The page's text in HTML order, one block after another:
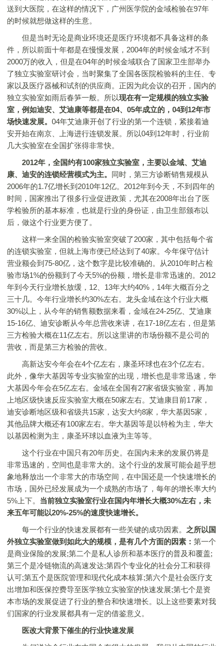
送到大医院，在这样的情况下，广州医学院的金域检验在97年
的时候就想做这样的生意。
但是当时无论是商业环境还是医疗环境都不具备这样的条
件，所以前面十年都是在慢慢发展，2004年的时候金域才不到
2000万的收入，但是在04年的时候金域联合了国家卫生部举办
了独立实验室研讨会，当时聚集了全国各医院检验科的主任、专
家以及医疗器械和试剂的供应商。正因为此会议的召开，国内的
独立实验室如雨后春笋一般。所以现在有一定规模的独立实验
室，例如迪安、艾迪康等都是在04、05年成立的，04到12年市
场快速发展。 04年艾迪康开创了行业的第一个连锁，紧接着迪
安开始在南京、上海进行连锁发展。所以04到12年时，行业前
几大实验室在全国扩张得非常快。
2012年，全国约有100家独立实验室，主要以金域、艾迪
康、迪安的连锁经营模式为主。 同时，第三方诊断销售规模从
2006年的1.7亿增长到2010年12亿。2012年到今天，不到四年的
时间，国家推出了很多行业促进政策，尤其在2008年出台了医
学检验所的基本标准，也就是行业的身份证，由卫生部颁布以
后，做这个行业更方便了。
这样一来全国的检验实验室突破了200家，其中包括每个省
的连锁实验室，但就上海市便已经达到了40家。今年保守估计
营业额会到75-80亿，这个数字是比较准确的。从2010年时占检
验市场1%的份额到了今天5%的份额，增长是非常迅速的。2012
年到今天行业增长放缓，12、13年大约40%，14年大概百分之
三十几。今年行业增长约30%左右。龙头金域在这个行业大概
30%以上，从今年的销售额数据来看，金域在24-25亿、艾迪康
15-16亿、迪安诊断从今年总营收来讲，在17-18亿左右，但是第
三方检验大概在11亿左右。所以这里讲的市场份额不是公司的
营收，而是第三方检验的营收。
高新达安今年会在4个亿左右，康圣环球也在3个亿左右。
此外，像华大基因等专业实验室的出现，增长也是非常迅速，华
大基因今年会在5亿左右。金域在全国有27家省级实验室，再加
上地区级快速反应实验室大概在50家左右。艾迪康目前17家，
迪安诊断地区级和省级共15家，达安大约8家，华大基因5家，
其他品牌大概还有100家左右。华大基因等是以特检为主，华大
以基因检测为主，康圣环球以血液为主等等。
这个行业在中国只有20年历史。在国内未来的发展仍将是
非常迅速的，空间也是非常大的。这个行业的发展可能会超乎想
象地释放出一个非常大的市场空间，在中国还是一个快速增长的
市场，国外已经发展成为一个成熟的市场了，每年的增长率大约
5%上下。 当前独立实验室行业在国内年增长大概30%左右，未
来五年可能以20%-25%的速度快速增长。
每一个行业的快速发展都有一些关键的成功因素。 之所以国
外独立实验室做到如此大的规模，是有几个方面的因素： 第一个
是商业保险的发展;第二个是私人诊所和基本医疗的普及和覆盖;
第三个是冷链物流的高速发达;第四个专业化的社会分工和获得
认可;第五个是医院管理和现代化成本核算;第六个是社会医疗支
出增加和医保控费导至医学独立实验室的快速发展;第七个是资
本市场的发展促进了行业的整合和快速增长。以上这些要素对我
们国家的行业发展都具有一定的借鉴意义。
医改大背景下催生的行业快速发展